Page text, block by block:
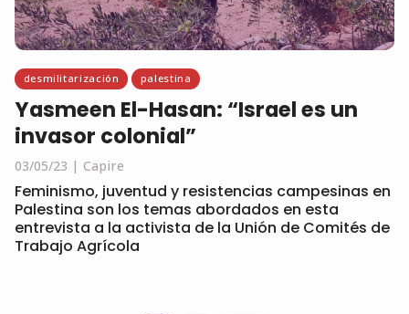
desmilitarización palestina
Yasmeen El-Hasan: “Israel es un
invasor colonial”
03/05/23 Capire
Feminismo, juventud y resistencias campesinas en
Palestina son los temas abordados en esta
entrevista a la activista de la Unión de Comités de
Trabajo Agrícola